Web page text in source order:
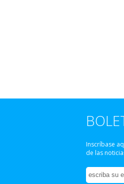
Inscríbase
de las